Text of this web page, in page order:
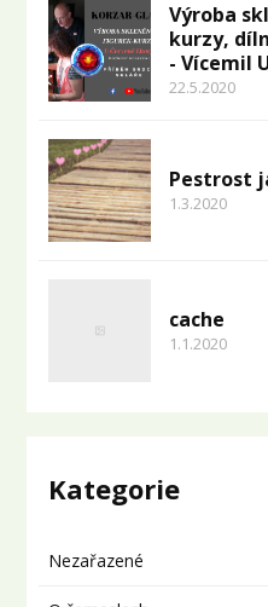
Výroba
kurzy,
- Vícemil
22.5.2020
Pestrost
1.3.2020
cache
1.1.2020
Kategorie
Nezařazené